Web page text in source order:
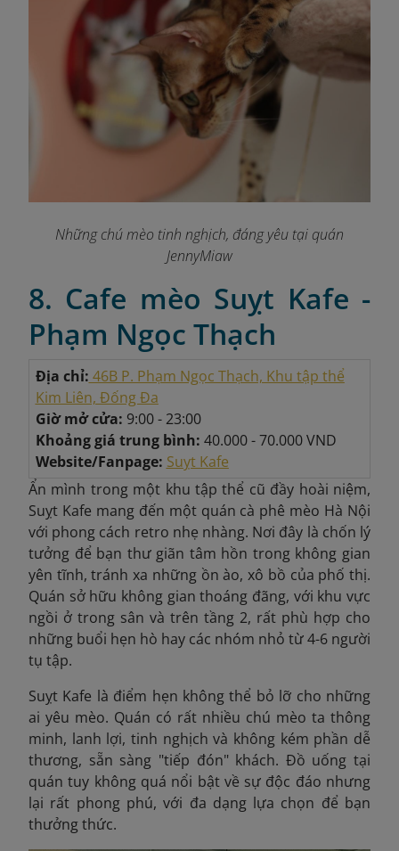
Những chú mèo tinh nghịch, đáng yêu tại quán
JennyMiaw
8. Cafe mèo Suỵt Kafe -
Phạm Ngọc Thạch
Địa chỉ: 46B P. Phạm Ngọc Thạch, Khu tập thể
Kim Liên, Đống Đa
Giờ mở cửa: 9:00 - 23:00
Khoảng giá trung bình: 40.000 - 70.000 VND
Website/Fanpage: Suỵt Kafe
Ẩn mình trong một khu tập thể cũ đầy hoài niệm,
Suỵt Kafe mang đến một quán cà phê mèo Hà Nội
với phong cách retro nhẹ nhàng. Nơi đây là chốn lý
tưởng để bạn thư giãn tâm hồn trong không gian
yên tĩnh, tránh xa những ồn ào, xô bồ của phố thị.
Quán sở hữu không gian thoáng đãng, với khu vực
ngồi ở trong sân và trên tầng 2, rất phù hợp cho
những buổi hẹn hò hay các nhóm nhỏ từ 4-6 người
tụ tập.
Suỵt Kafe là điểm hẹn không thể bỏ lỡ cho những
ai yêu mèo. Quán có rất nhiều chú mèo ta thông
minh, lanh lợi, tinh nghịch và không kém phần dễ
thương, sẵn sàng "tiếp đón" khách. Đồ uống tại
quán tuy không quá nổi bật về sự độc đáo nhưng
lại rất phong phú, với đa dạng lựa chọn để bạn
thưởng thức.